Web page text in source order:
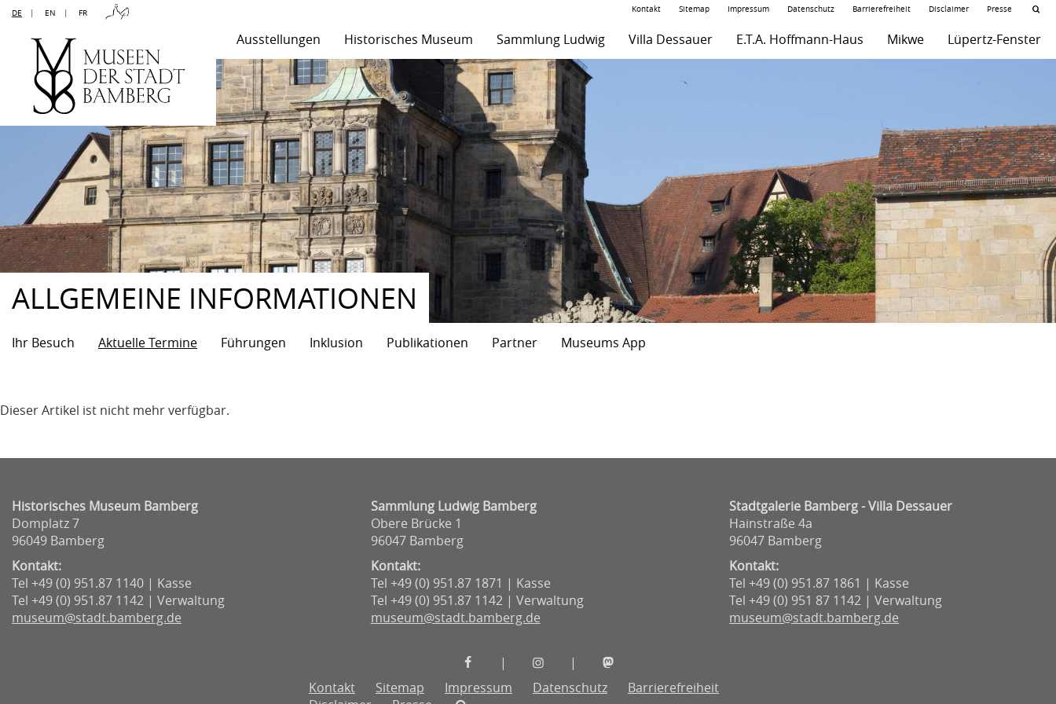
DE EN FR Kontakt Sitemap Impressum Datenschutz Barrierefreiheit Disclaimer Presse
Ausstellungen Historisches Museum Sammlung Ludwig Villa Dessauer E.T.A. Hoffmann-Haus Mikwe Lüpertz-Fenster
ALLGEMEINE INFORMATIONEN
Ihr Besuch Aktuelle Termine Führungen Inklusion Publikationen Partner Museums App
Dieser Artikel ist nicht mehr verfügbar.
Historisches Museum Bamberg
Domplatz 7
96049 Bamberg
Kontakt:
Tel +49 (0) 951.87 1140 | Kasse
Tel +49 (0) 951.87 1142 | Verwaltung
museum@stadt.bamberg.de
Sammlung Ludwig Bamberg
Obere Brücke 1
96047 Bamberg
Kontakt:
Tel +49 (0) 951.87 1871 | Kasse
Tel +49 (0) 951.87 1142 | Verwaltung
museum@stadt.bamberg.de
Stadtgalerie Bamberg - Villa Dessauer
Hainstraße 4a
96047 Bamberg
Kontakt:
Tel +49 (0) 951.87 1861 | Kasse
Tel +49 (0) 951 87 1142 | Verwaltung
museum@stadt.bamberg.de
Museen
Stadt
|
Museen
Stadt
|
der
Stadt
Kontakt Sitemap Impressum Datenschutz
Barrierefreiheit